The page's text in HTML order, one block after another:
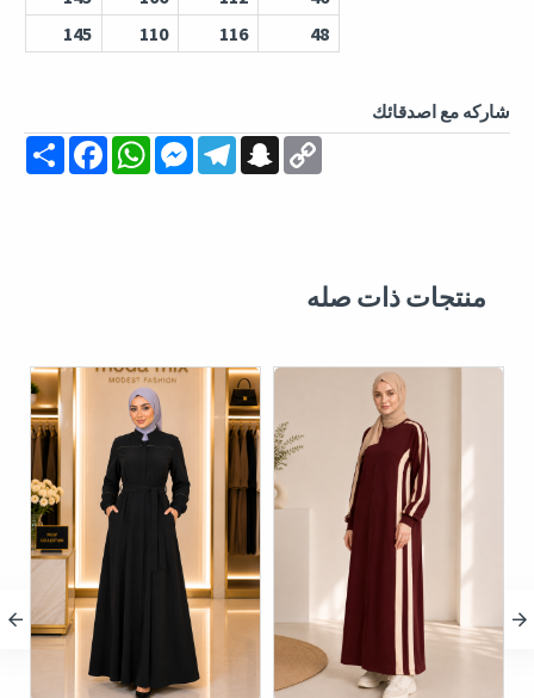
116
110
شاركه مع اصدقائك
Share
FacebookWhatsApp
MessengerTelegramSnapchat Copy
Link
منتجات ذات صله